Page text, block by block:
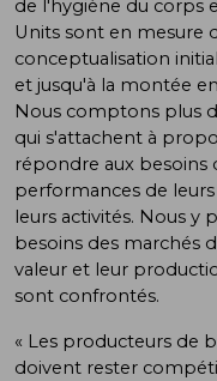
de l'hygiène du corps
Units sont en mesure
conceptualisation
et jusqu'à la montée
Nous comptons plus
qui s'attachent à
répondre aux besoins
performances de
leurs activités. Nous y
besoins des marchés
valeur et leur
sont confrontés.
« Les producteurs de
doivent rester